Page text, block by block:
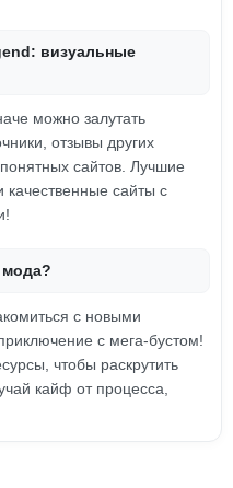
визуальные
можно залутать
отзывы других
сайтов. Лучшие
сайты с
мода?
с новыми
с мега-бустом!
чтобы раскрутить
кайф от процесса,